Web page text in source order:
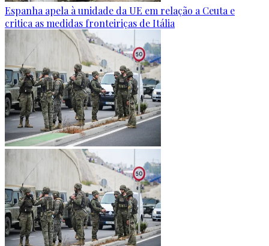
Espanha apela à unidade da UE em relação a Ceuta e
critica as medidas fronteiriças de Itália